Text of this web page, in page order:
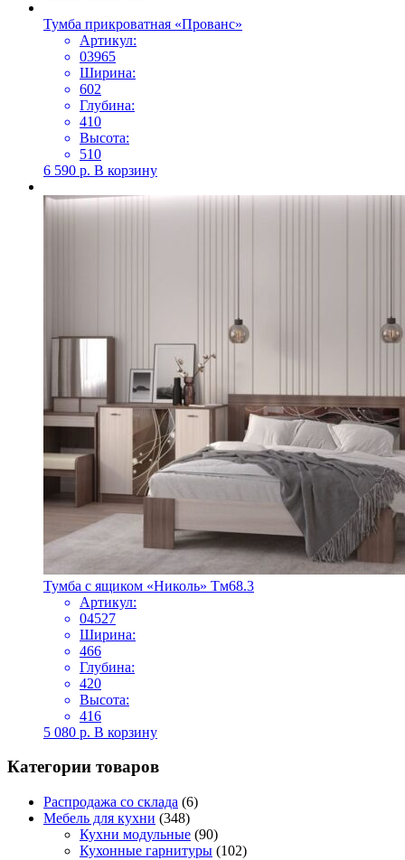
Тумба прикроватная «Прованс»
Артикул:
03965
Ширина:
602
Глубина:
410
Высота:
510
6 590 р. В корзину
Тумба с ящиком «Николь» Тм68.3
Артикул:
04527
Ширина:
466
Глубина:
420
Высота:
416
5 080 р. В корзину
Категории товаров
Распродажа со склада (6)
Мебель для кухни (348)
Кухни модульные (90)
Кухонные гарнитуры (102)